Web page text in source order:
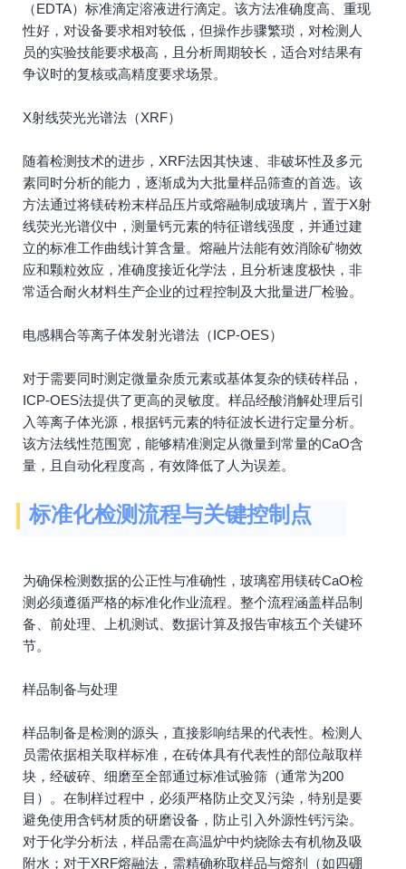
（EDTA）标准滴定溶液进行滴定。该方法准确度高、重现
性好，对设备要求相对较低，但操作步骤繁琐，对检测人
员的实验技能要求极高，且分析周期较长，适合对结果有
争议时的复核或高精度要求场景。
X射线荧光光谱法（XRF）
随着检测技术的进步，XRF法因其快速、非破坏性及多元
素同时分析的能力，逐渐成为大批量样品筛查的首选。该
方法通过将镁砖粉末样品压片或熔融制成玻璃片，置于X射
线荧光光谱仪中，测量钙元素的特征谱线强度，并通过建
立的标准工作曲线计算含量。熔融片法能有效消除矿物效
应和颗粒效应，准确度接近化学法，且分析速度极快，非
常适合耐火材料生产企业的过程控制及大批量进厂检验。
电感耦合等离子体发射光谱法（ICP-OES）
对于需要同时测定微量杂质元素或基体复杂的镁砖样品，
ICP-OES法提供了更高的灵敏度。样品经酸消解处理后引
入等离子体光源，根据钙元素的特征波长进行定量分析。
该方法线性范围宽，能够精准测定从微量到常量的CaO含
量，且自动化程度高，有效降低了人为误差。
标准化检测流程与关键控制点
为确保检测数据的公正性与准确性，玻璃窑用镁砖CaO检
测必须遵循严格的标准化作业流程。整个流程涵盖样品制
备、前处理、上机测试、数据计算及报告审核五个关键环
节。
样品制备与处理
样品制备是检测的源头，直接影响结果的代表性。检测人
员需依据相关取样标准，在砖体具有代表性的部位敲取样
块，经破碎、细磨至全部通过标准试验筛（通常为200
目）。在制样过程中，必须严格防止交叉污染，特别是要
避免使用含钙材质的研磨设备，防止引入外源性钙污染。
对于化学分析法，样品需在高温炉中灼烧除去有机物及吸
附水；对于XRF熔融法，需精确称取样品与熔剂（如四硼